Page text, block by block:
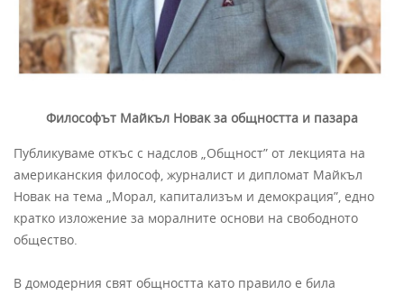
Философът Майкъл Новак за общността и пазара
Публикуваме откъс с надслов „Общност” от лекцията на
американския философ, журналист и дипломат Майкъл
Новак на тема „Морал, капитализъм и демокрация”, едно
кратко изложение за моралните основи на свободното
общество.
В домодерния свят общността като правило е била